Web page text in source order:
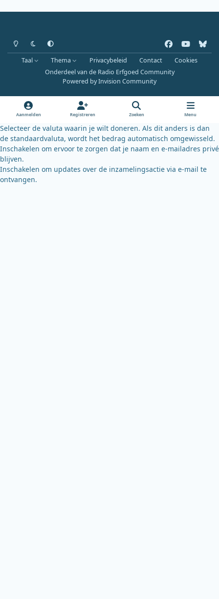
Heldere modus
Donkere modus
Systeemvoorkeur
a
c
e
k
o
u
b
l
u
k
y
Taal Thema Privacybeleid Contact
Cookies
Onderdeel van de Radio Erfgoed Community
Powered byInvision Community
Aanmelden Registreren Zoeken Menu
Selecteer de valuta waarin je wilt doneren. Als dit anders is dan
de standaardvaluta, wordt het bedrag automatisch omgewisseld.
Inschakelen om ervoor te zorgen dat je naam en e-mailadres privé
blijven.
Inschakelen om updates over de inzamelingsactie via e-mail te
ontvangen.